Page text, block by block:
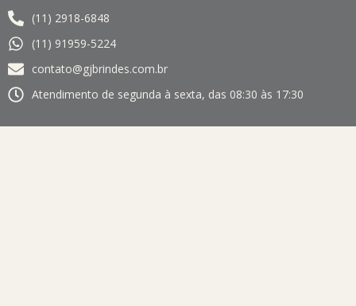
(11) 2918-6848
(11) 91959-5224
contato@gjbrindes.com.br
Atendimento de segunda à sexta, das 08:30 às 17:30